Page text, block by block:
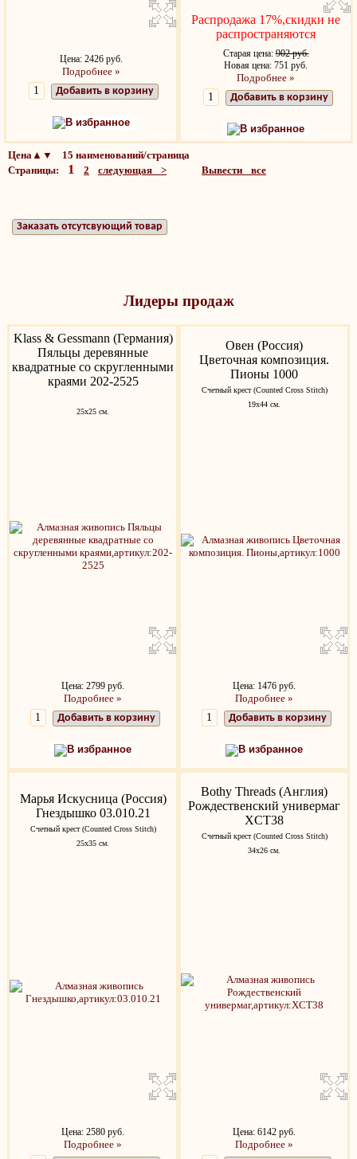
Цена: 2426 руб.
Подробнее »
Добавить в корзину
В избранное
Распродажа 17%,скидки не
распространяются
Старая цена:902 руб.
Новая цена: 751 руб.
Подробнее »
Добавить в корзину
В избранное
Цена▲▼ 15 наименований/страница
Страницы: 1 2 следующая > Вывести все
Заказать отсутсвующий товар
Лидеры продаж
Klass & Gessmann (Германия)
Пяльцы деревянные
квадратные со скругленными
краями 202-2525
25х25 см.
Цена: 2799 руб.
Подробнее »
Добавить в корзину
В избранное
Овен (Россия)
Цветочная композиция.
Пионы 1000
Счетный крест (Counted Cross Stitch)
19х44 см.
Цена: 1476 руб.
Подробнее »
Добавить в корзину
В избранное
Марья Искусница (Россия)
Гнездышко 03.010.21
Счетный крест (Counted Cross Stitch)
25x35 см.
Цена: 2580 руб.
Подробнее »
Bothy Threads (Англия)
Рождественский универмаг
XCT38
Счетный крест (Counted Cross Stitch)
34х26 см.
Цена: 6142 руб.
Подробнее »